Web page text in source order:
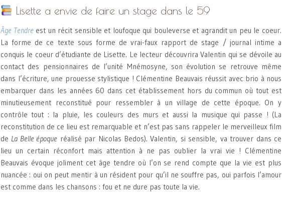
Lisette a envie de faire un stage dans le 59
Âge Tendreest un récit sensible et loufoque qui bouleverse et agrandit un peu le coeur.
La forme de ce texte sous forme de vrai-faux rapport de stage / journal intime a
conquis le coeur d’étudiante de Lisette. Le lecteur découvrira Valentin qui se dévoile au
contact des pensionnaires de l’unité Mnémosyne, son évolution se retrouve même
dans l’écriture, une prouesse stylistique ! Clémentine Beauvais réussit avec brio à nous
embarquer dans les années 60 dans cet établissement hors du commun où tout est
minutieusement reconstitué pour ressembler à un village de cette époque. On y
contrôle tout : la pluie, les couleurs des murs et aussi la musique qui passe ! (La
reconstitution de ce lieu est remarquable et n’est pas sans rappeler le merveilleux film
de La Belle époque réalisé par Nicolas Bedos). Valentin, si sensible, va trouver dans ce
lieu un certain réconfort mais attention à ne pas oublier la vrai vie ! Clémentine
Beauvais évoque joliment cet âge tendre où l’on se rend compte que la vie est plus
nuancée : oui on peut mentir à un résident pour qu’il ne souffre pas, oui parfois l’amour
est comme dans les chansons : fou et ne dure pas toute la vie.